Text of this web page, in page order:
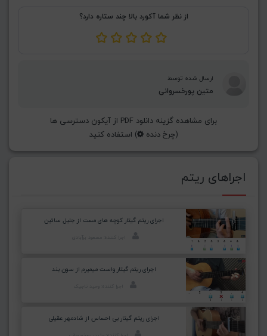
از نظر شما آکورد بالا چند ستاره دارد؟
ارسال شده توسط
متین پورخسروانی
برای مشاهده گزینه دانلود PDF از آیکون دسترسی ها
(چرخ دنده ) استفاده کنید
اجراهای ریتم
اجرای ریتم گیتار کوچه های مست از جلیل سائین
اجرای ریتم گیتار واست میمیرم از سون بند
اجرای ریتم گیتار بی احساس از شادمهر عقیلی